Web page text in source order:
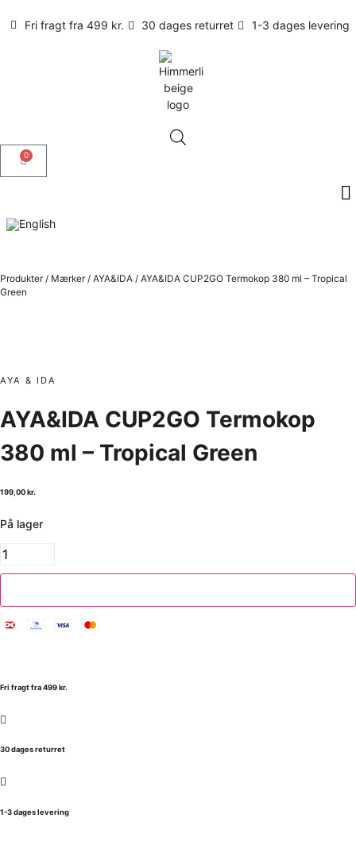
Fri fragt fra 499 kr. 30 dages returret 1-3 dages levering
0
Produkter / Mærker / AYA&IDA / AYA&IDA CUP2GO Termokop 380 ml – Tropical
Green
AYA & IDA
AYA&IDA CUP2GO Termokop
380 ml – Tropical Green
199,00kr.
På lager
Fri fragt fra 499 kr.
30 dages returret
1-3 dages levering